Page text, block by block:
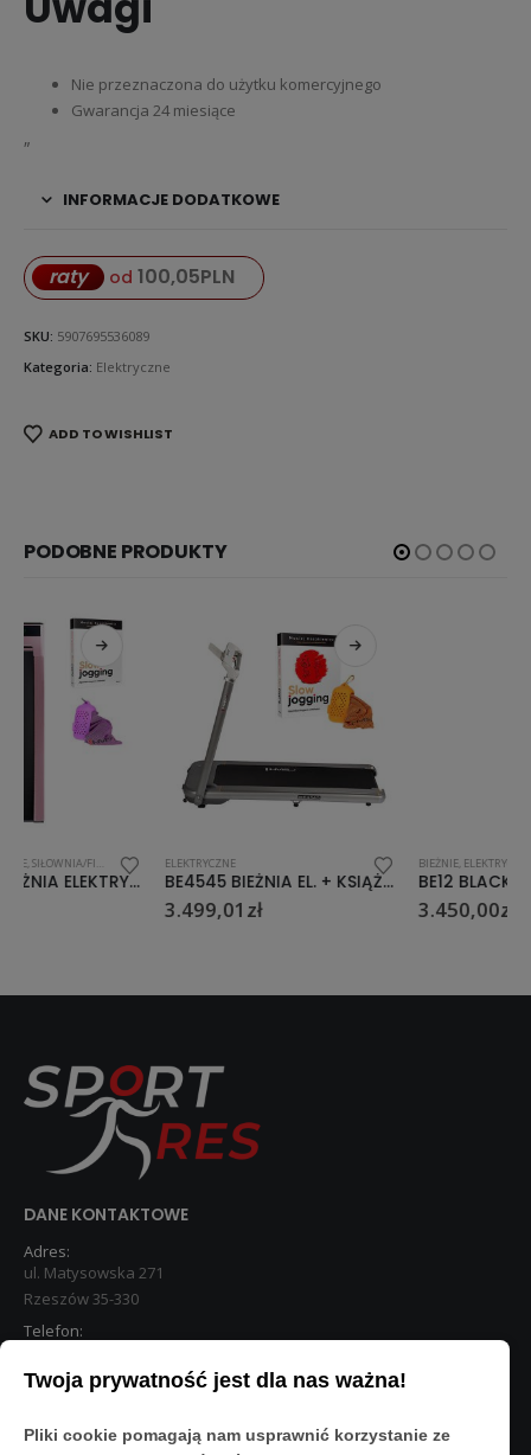
Nie przeznaczona do użytku komercyjnego
Gwarancja 24 miesiące
„
INFORMACJE DODATKOWE
raty od 100,05PLN
SKU: 5907695536089
Kategoria: Elektryczne
ADD TO WISHLIST
PODOBNE PRODUKTY
ELEKTRYCZNE
BE4545 BIEŻNIA EL. + KSIĄŻKA SLOW JOGGING + RC1206 ORANGE RĘCZNIK HMS
ELEKTRYCZNE SIŁOWNIA/FITNESS
BE12 BLACK BIEŻNIA + KSIĄŻKA SLOW JOGGING + RC1206 ORANGE RĘCZNIK HMS
DANE KONTAKTOWE
Adres:
ul. Matysowska 271
Rzeszów 35-330
Telefon:
STREFA KLIENTA
Moje konto
Twoja prywatność jest dla nas ważna!
Pliki cookie pomagają nam usprawnić korzystanie ze